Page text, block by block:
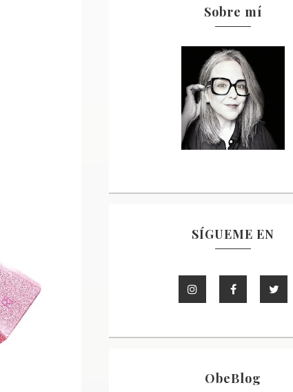
Sobre mí
SÍGUEME EN
ObeBlog